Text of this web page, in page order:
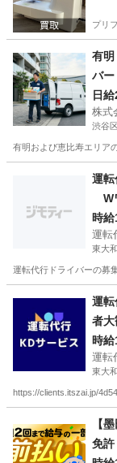
プリ
有明
バ
日
株式
渋谷
有明および恵比寿エリア
ド
運
W
時
運転
東大
運転代行ドライバーの募
運
者大
時
運転
東大
https://clients.itszai.jp/
【
免